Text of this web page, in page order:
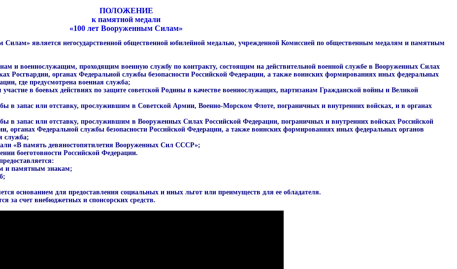
ПОЛОЖЕНИЕ
к памятной медали
«100 лет Вооруженным Силам»
является негосударственной общественной юбилейной медалью, учрежденной Комиссией по общественным медалям и памятным
и военнослужащим, проходящим военную службу по контракту, состоящим на действительной военной службе в Вооруженных Силах
Росгвардии, органах Федеральной службы безопасности Российской Федерации, а также воинских формированиях иных федеральных
где предусмотрена военная служба;
в боевых действиях по защите советской Родины в качестве военнослужащих, партизанам Гражданской войны и Великой
в запас или отставку, прослужившим в Советской Армии, Военно-Морском Флоте, пограничных и внутренних войсках, и в органах
в запас или отставку, прослужившим в Вооруженных Силах Российской Федерации, пограничных и внутренних войсках Российской
органах Федеральной службы безопасности Российской Федерации, а также воинских формированиях иных федеральных органов
служба;
«В память девяностопятилетия Вооруженных Сил СССР»;
боеготовности Российской Федерации.
и памятным знакам;
основанием для предоставления социальных и иных льгот или преимуществ для ее обладателя.
за счет внебюджетных и спонсорских средств.